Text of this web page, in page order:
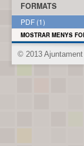
FORMATS
PDF (1)
MOSTRAR MENYS
© 2013